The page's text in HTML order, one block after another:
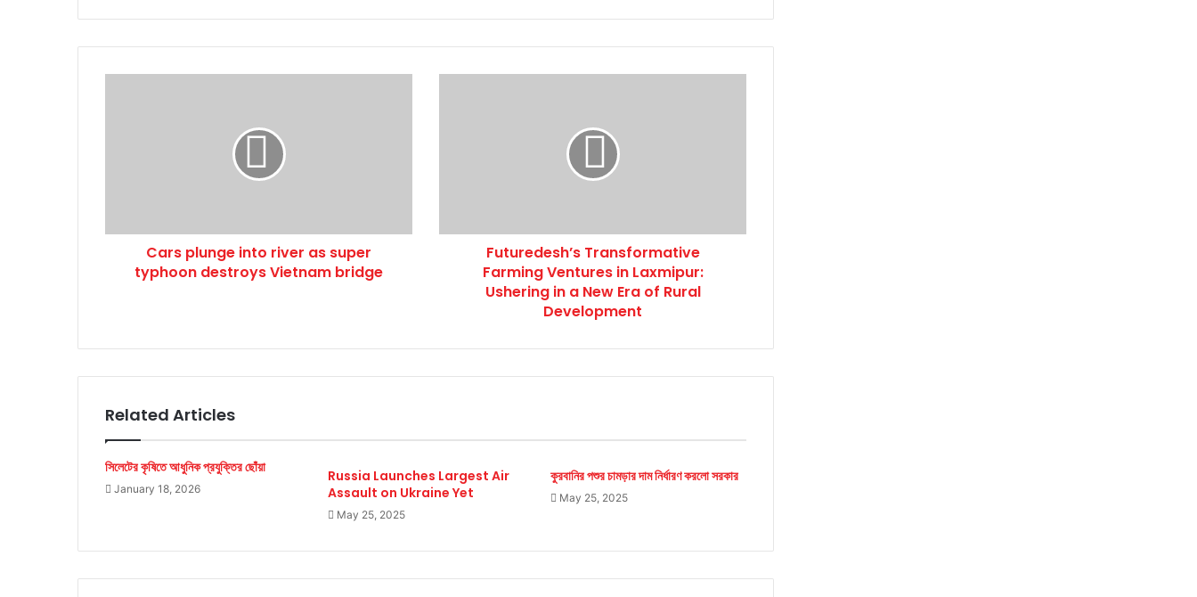
Vietnam
Cars plunge into river as super
typhoon destroys Vietnam bridge
a
Futuredesh’s Transformative
Farming Ventures in Laxmipur:
Ushering in a New Era of Rural
Development
Related Articles
সিলেটের কৃষিতে আধুনিক প্রযুক্তির ছোঁয়া
January 18, 2026
Russia Launches Largest Air
Assault on Ukraine Yet
May 25, 2025
কুরবানির পশুর চামড়ার দাম নির্ধারণ করলো সরকার
May 25, 2025